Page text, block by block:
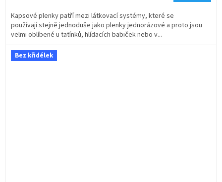
Kapsové plenky patří mezi látkovací systémy, které se
používají stejně jednoduše jako plenky jednorázové a proto jsou
velmi oblíbené u tatínků, hlídacích babiček nebo v...
Bez křidélek